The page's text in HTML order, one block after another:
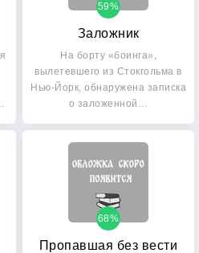
Заложник
59%
На борту «боинга»,
вылетевшего из Стокгольма в
Нью-Йорк, обнаружена записка
о заложенной…
Пропавшая без вести
68%